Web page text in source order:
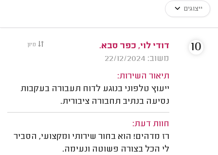
ייצוגים
מיון
דודי לוי, כפר סבא.
משוב: 22/12/2024
תיאור השירות:
ייעוץ טלפוני בנוגע לדוח תעבורה בעקבות
נסיעה בנתיב תחבורה ציבורית.
חוות דעת:
רז מדהים! הוא בחור שירותי ומקצועי, הסביר
לי הכל בצורה פשוטה ונעימה.
10